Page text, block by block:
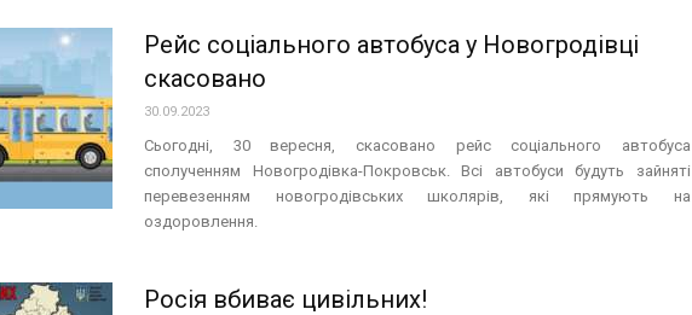
Рейс соціального автобуса у Новогродівці
скасовано
30.09.2023
Сьогодні, 30 вересня, скасовано рейс соціального автобуса
сполученням Новогродівка-Покровськ. Всі автобуси будуть зайняті
перевезенням новогродівських школярів, які прямують на
оздоровлення.
Росія вбиває цивільних!